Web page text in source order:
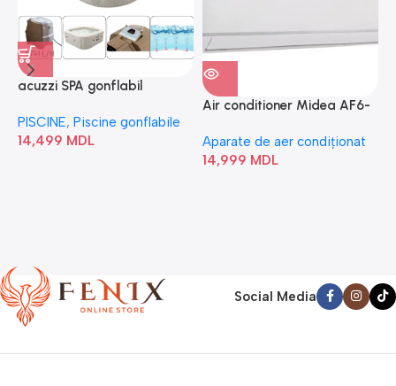
acuzzi SPA gonflabil
Bubble” 28446
PISCINE, Piscine gonflabile
14,499 MDL
Air conditioner Midea AF6-
Aparate de aer condiționat
14,999 MDL
Social Media